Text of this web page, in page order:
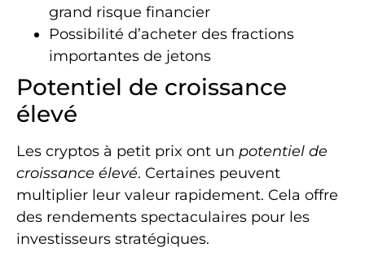
grand risque financier
Possibilité d’acheter des fractions
importantes de jetons
Potentiel de croissance
élevé
Les cryptos à petit prix ont un potentiel de
croissance élevé. Certaines peuvent
multiplier leur valeur rapidement. Cela offre
des rendements spectaculaires pour les
investisseurs stratégiques.